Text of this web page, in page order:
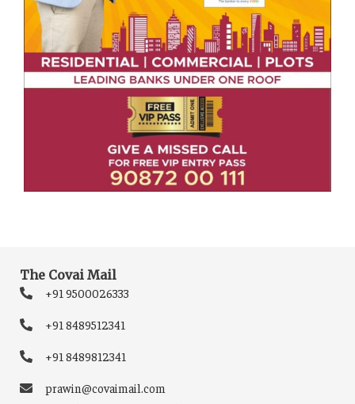
The Covai Mail
+91 9500026333
+91 8489512341
+91 8489812341
prawin@covaimail.com